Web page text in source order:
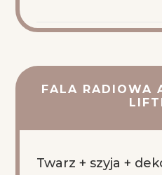
FALA RADIOWA
Twarz + szyja +